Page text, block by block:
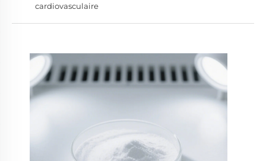
cardiovasculaire